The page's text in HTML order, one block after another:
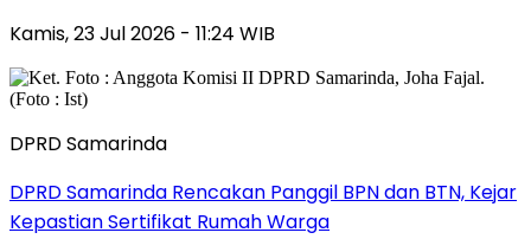
Kamis, 23 Jul 2026 - 11:24 WIB
DPRD Samarinda
DPRD Samarinda Rencakan Panggil BPN dan BTN, Kejar
Kepastian Sertifikat Rumah Warga